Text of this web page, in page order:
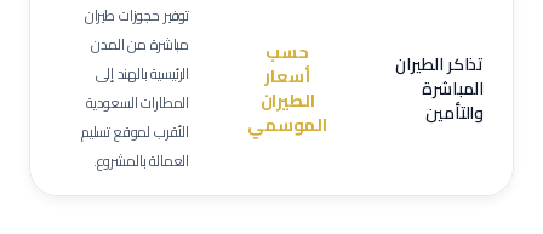
تذاكر الطيران
المباشرة
والتأمين
حسب
أسعار
الطيران
الموسمي
توفير حجوزات طيران
مباشرة من المدن
الرئيسية بالهند إلى
المطارات السعودية
الأقرب لموقع تسليم
العمالة بالمشروع.